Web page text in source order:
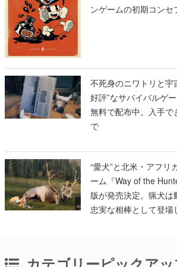
無料で配布中。入手
で
“愛犬”と北米・アフリ
ーム『Way of the
版が発売決定。猟犬
忠実な相棒として登場
長する。記念撮影も可
カテゴリーピックアッ